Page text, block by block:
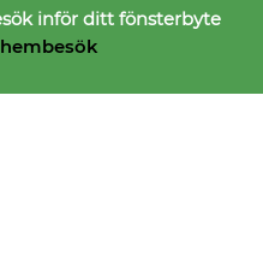
inför ditt fönsterbyte